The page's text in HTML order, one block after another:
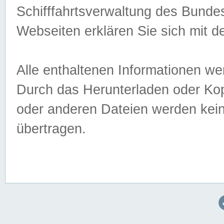
Schifffahrtsverwaltung des
Webseiten erklären Sie sich mit
Alle enthaltenen Informationen
Durch das Herunterladen oder
oder anderen Dateien werden
übertragen.